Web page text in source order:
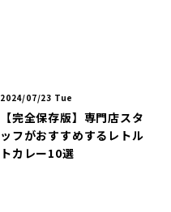
2024/07/23 Tue
【完全保存版】専門店スタ
ッフがおすすめするレトル
トカレー10選